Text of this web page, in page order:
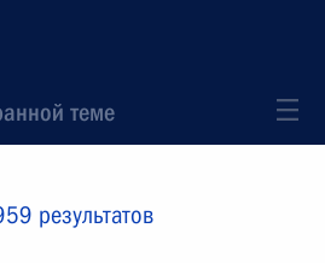
теме
результатов